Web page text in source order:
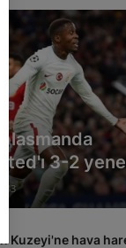
3-2
33
Kuzeyi'ne hava